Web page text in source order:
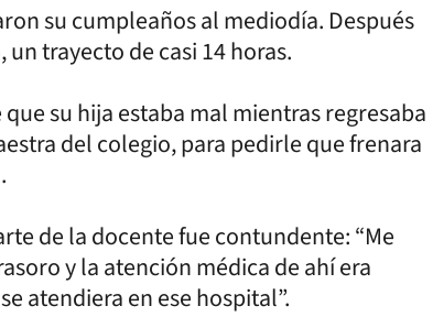
su cumpleaños al mediodía. Después
trayecto de casi 14 horas.
su hija estaba mal mientras regresaba
del colegio, para pedirle que frenara
de la docente fue contundente: “Me
y la atención médica de ahí era
atendiera en ese hospital”.